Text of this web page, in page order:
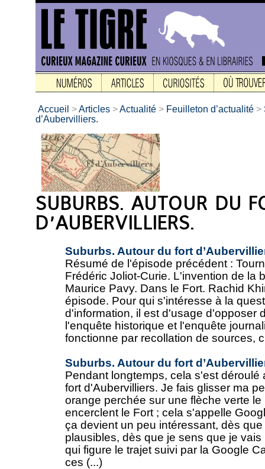
Accueil >Articles >Actualité > Feuilleton d’actualité >
d’Aubervilliers.
Suburbs. Autour du fort
Résumé de l'épisode précédent :
Frédéric Joliot-Curie. L'invention de la
Maurice Pavy. Dans le Fort. Rachid
épisode. Pour qui s'intéresse à la
d'information, il est d'usage d'opposer
l'enquête historique et l'enquête
fonctionne par recollation de sources,
Suburbs. Autour du fort
Pendant longtemps, cela s'est déroulé
fort d'Aubervilliers. Je fais glisser ma
orange perchée sur une flèche verte
encerclent le Fort ; cela s'appelle
ça devient un peu intéressant, dès
plausibles, dès que je sens que je
qui figure le trajet suivi par la Google
ces (...)